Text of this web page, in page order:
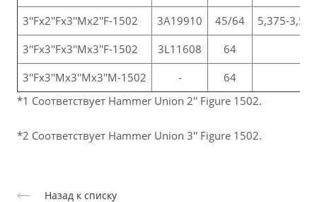
3''Fх2''Fх3''Mx2''F-1502
3А19910 45/64
5,375-3,5-
3''Fх3''Fх3''Mx3''F-1502
3L11608
64
3''Fх3''Mх3''Мх3''М-1502
-
64
*1 Соответствует Hammer Union 2'' Figure 1502.
*2 Соответствует Hammer Union 3'' Figure 1502.
Назад к списку